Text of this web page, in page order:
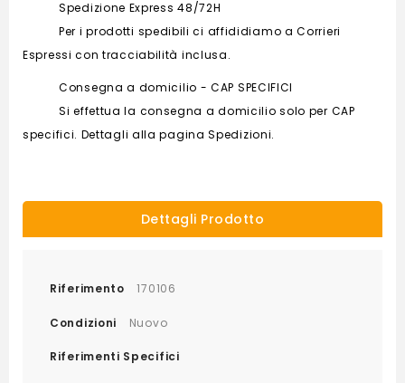
Spedizione Express 48/72H
Per i prodotti spedibili ci affididiamo a Corrieri
Espressi con tracciabilità inclusa.
Consegna a domicilio - CAP SPECIFICI
Si effettua la consegna a domicilio solo per CAP
specifici. Dettagli alla pagina Spedizioni.
Dettagli Prodotto
Riferimento 170106
Condizioni Nuovo
Riferimenti Specifici